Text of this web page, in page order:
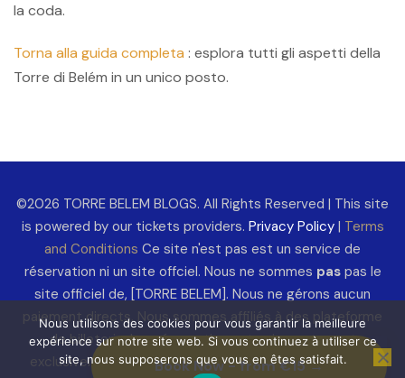
Book Now - from €15 →
la coda.
Torna alla guida completa : esplora tutti gli aspetti della
Torre di Belém in un unico posto.
©2026 TORRE BELEM BLOGS. All Rights Reserved | This site
is powered by our tickets providers. Privacy Policy| Terms
and Conditions Ce site n'est pas est un service de
réservation ni un site offciel. Nous ne sommes paspas le
site officiel de, [TORRE BELEM]. Nous ne gérons aucun
paiement directs. Nous sommes affiliés à des plateforme
de billeterie. Les réservations et paiements sont
exclusivement traités par nos partenaires agréés par la
Nous utilisons des cookies pour vous garantir la meilleure
expérience sur notre site web. Si vous continuez à utiliser ce
site, nous supposerons que vous en êtes satisfait.